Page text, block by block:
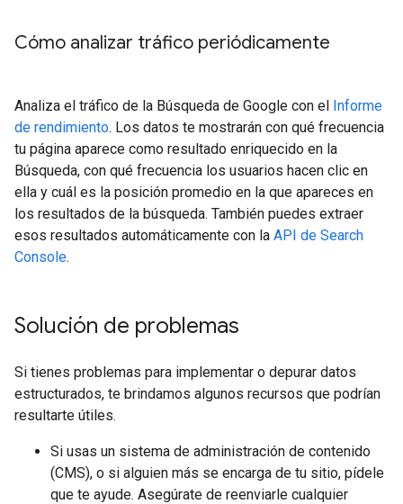
Cómo analizar tráfico periódicamente
Analiza el tráfico de la Búsqueda de Google con el Informe
de rendimiento. Los datos te mostrarán con qué frecuencia
tu página aparece como resultado enriquecido en la
Búsqueda, con qué frecuencia los usuarios hacen clic en
ella y cuál es la posición promedio en la que apareces en
los resultados de la búsqueda. También puedes extraer
esos resultados automáticamente con la API de Search
Console.
Solución de problemas
Si tienes problemas para implementar o depurar datos
estructurados, te brindamos algunos recursos que podrían
resultarte útiles.
Si usas un sistema de administración de contenido
(CMS), o si alguien más se encarga de tu sitio, pídele
que te ayude. Asegúrate de reenviarle cualquier